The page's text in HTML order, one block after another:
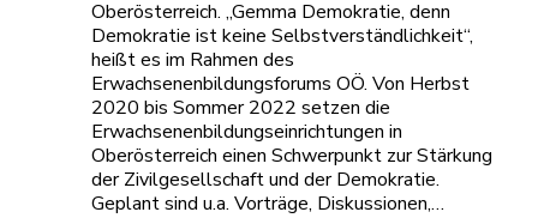
Oberösterreich. „Gemma Demokratie, denn
Demokratie ist keine Selbstverständlichkeit“,
heißt es im Rahmen des
Erwachsenenbildungsforums OÖ. Von Herbst
2020 bis Sommer 2022 setzen die
Erwachsenenbildungseinrichtungen in
Oberösterreich einen Schwerpunkt zur Stärkung
der Zivilgesellschaft und der Demokratie.
Geplant sind u.a. Vorträge, Diskussionen,…